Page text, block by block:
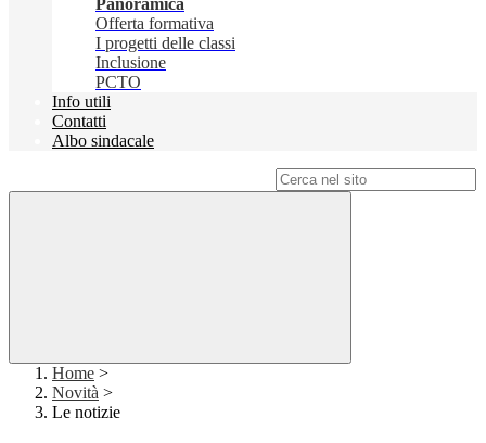
Panoramica
Offerta formativa
I progetti delle classi
Inclusione
PCTO
Info utili
Contatti
Albo sindacale
Home >
Novità >
Le notizie